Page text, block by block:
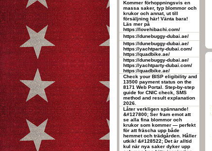
Kommer förhoppningsvis en
massa saker, typ blommor och
krukor och annat, ut till
försäljning här! Vänta bara!
Läs mer på
https://lovehibachi.com/
https://dunebuggy-dubai.ae/
https://dunebuggy-dubai.ae/
https://yachtparty-dubai.com/
https://quadbike.ae/
https://dunebuggy-dubai.ae/
https://yachtparty-dubai.com/
https://quadbike.ae/
Check your BISP eligibility and
13500 payment status on the
8171 Web Portal. Step-by-step
guide for CNIC check, SMS
method and result explanation
2026.
Låter verkligen spännande!
&#127800; Ser fram emot att
se alla fina blommor och
krukor som kommer — perfekt
för att fräscha upp både
hemmet och trädgården. Håller
utkik! &#128522; Det är alltid
kul när nya saker dyker upp